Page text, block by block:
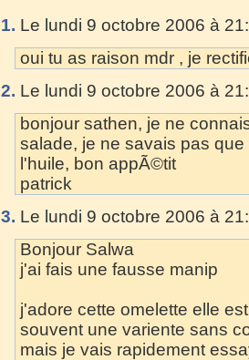
1. Le lundi 9 octobre 2006 à
oui tu as raison mdr , je
2. Le lundi 9 octobre 2006 à
bonjour sathen, je ne
salade, je ne savais pas
l'huile, bon appÃ©tit
patrick
3. Le lundi 9 octobre 2006 à
Bonjour Salwa
j'ai fais une fausse manip
j'adore cette omelette elle
souvent une variente sans
mais je vais rapidement